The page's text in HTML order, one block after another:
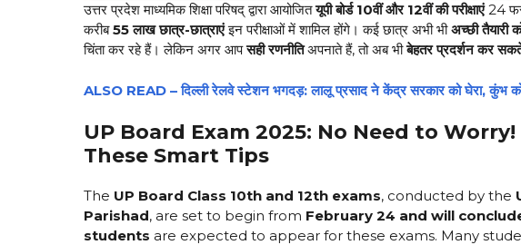
उत्तर प्रदेश माध्यमिक शिक्षा परिषद् द्वारा आयोजितयूपी बोर्ड 10वीं और 12वीं की परीक्षाएं24
करीब55 लाख छात्र-छात्राएंइन परीक्षाओं में शामिल होंगे। कई छात्र अभी भीअच्छी
चिंता कर रहे हैं। लेकिन अगर आपसही रणनीतिअपनाते हैं, तो अब भीबेहतर प्रदर्शन कर
ALSO READ – दिल्ली रेलवे स्टेशन भगदड़: लालू प्रसाद ने केंद्र सरकार को घेरा, कुंभ को
UP Board Exam 2025: No Need to
These Smart Tips
The UP Board Class 10th and 12th exams, conducted by the
Parishad, are set to begin from February 24 and will
students are expected to appear for these exams. Many